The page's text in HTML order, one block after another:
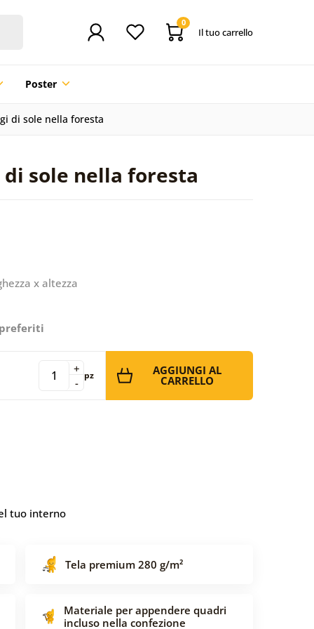
0
Il tuo carrello
Poster
di sole nella foresta
di sole nella foresta
x altezza
-
+ pz AGGIUNGI AL
CARRELLO
tuo interno
Tela premium 280 g/m²
Materiale per appendere quadri
incluso nella confezione